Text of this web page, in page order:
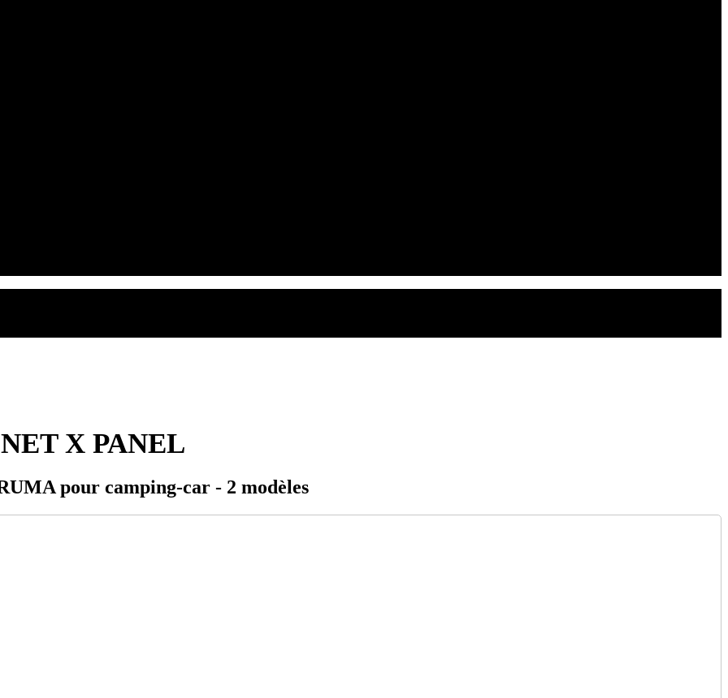
X PANEL
pour camping-car - 2 modèles